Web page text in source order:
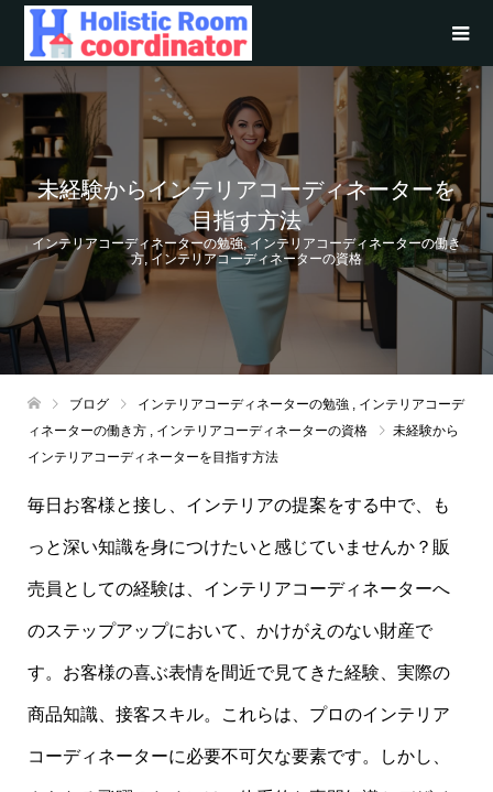
未経験からインテリアコーディネーターを
目指す方法
インテリアコーディネーターの勉強,インテリアコーディネーターの働き
方, インテリアコーディネーターの資格
ブログ インテリアコーディネーターの勉強
インテリアコーデ
ィネーターの働き方
インテリアコーディネーターの資格
未経験から
インテリアコーディネーターを目指す方法
毎日お客様と接し、インテリアの提案をする中で、も
っと深い知識を身につけたいと感じていませんか？販
売員としての経験は、インテリアコーディネーターへ
のステップアップにおいて、かけがえのない財産で
す。お客様の喜ぶ表情を間近で見てきた経験、実際の
商品知識、接客スキル。これらは、プロのインテリア
コーディネーターに必要不可欠な要素です。しかし、